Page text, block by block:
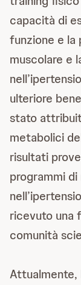
capacità di
funzione e la
muscolare e
ulteriore
stato
metabolici
risultati
programmi
ricevuto una
comunità